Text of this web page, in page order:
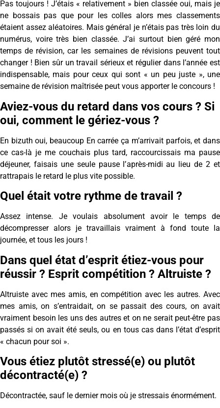
Pas toujours ! J’étais « relativement » bien classée oui, mais je
ne bossais pas que pour les colles alors mes classements
étaient assez aléatoires. Mais général je n’étais pas très loin du
numérus, voire très bien classée. J’ai surtout bien géré mon
temps de révision, car les semaines de révisions peuvent tout
changer ! Bien sûr un travail sérieux et régulier dans l’année est
indispensable, mais pour ceux qui sont « un peu juste », une
semaine de révision maîtrisée peut vous apporter le concours !
Aviez-vous du retard dans vos cours ? Si
oui, comment le gériez-vous ?
En bizuth oui, beaucoup En carrée ça m’arrivait parfois, et dans
ce cas-là je me couchais plus tard, raccourcissais ma pause
déjeuner, faisais une seule pause l’après-midi au lieu de 2 et
rattrapais le retard le plus vite possible.
Quel était votre rythme de travail ?
Assez intense. Je voulais absolument avoir le temps de
décompresser alors je travaillais vraiment à fond toute la
journée, et tous les jours !
Dans quel état d’esprit étiez-vous pour
réussir ? Esprit compétition ? Altruiste ?
Altruiste avec mes amis, en compétition avec les autres. Avec
mes amis, on s’entraidait, on se passait des cours, on avait
vraiment besoin les uns des autres et on ne serait peut-être pas
passés si on avait été seuls, ou en tous cas dans l’état d’esprit
« chacun pour soi ».
Vous étiez plutôt stressé(e) ou plutôt
décontracté(e) ?
Décontractée, sauf le dernier mois où je stressais énormément.